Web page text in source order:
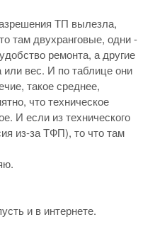
ТП вылезла,
там двухранговые, одни -
ремонта, а другие
вес. И по таблице они
такое среднее,
что техническое
И если из технического
из-за ТФП), то что там
и в интернете.